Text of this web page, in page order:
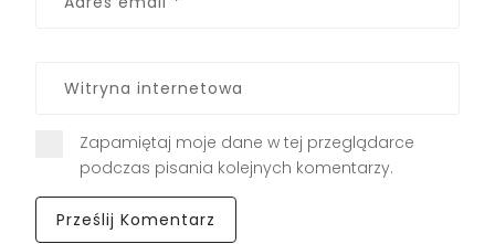
Zapamiętaj moje dane w tej przeglądarce
podczas pisania kolejnych komentarzy.